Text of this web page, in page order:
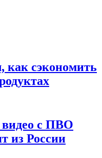
как сэкономить
видео с ПВО
из России